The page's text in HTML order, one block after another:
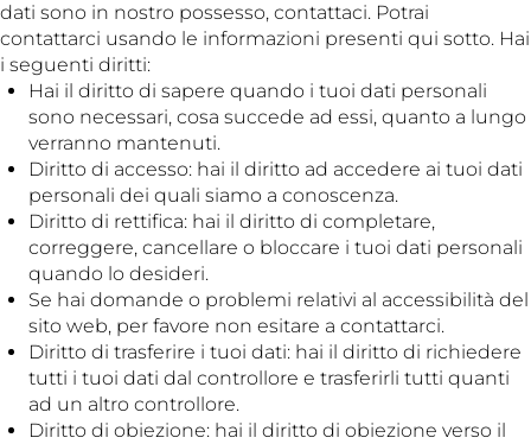
dati sono in nostro possesso, contattaci. Potrai
contattarci usando le informazioni presenti qui sotto. Hai
i seguenti diritti:
Hai il diritto di sapere quando i tuoi dati personali
sono necessari, cosa succede ad essi, quanto a lungo
verranno mantenuti.
Diritto di accesso: hai il diritto ad accedere ai tuoi dati
personali dei quali siamo a conoscenza.
Diritto di rettifica: hai il diritto di completare,
correggere, cancellare o bloccare i tuoi dati personali
quando lo desideri.
Se hai domande o problemi relativi al accessibilità del
sito web, per favore non esitare a contattarci.
Diritto di trasferire i tuoi dati: hai il diritto di richiedere
tutti i tuoi dati dal controllore e trasferirli tutti quanti
ad un altro controllore.
Diritto di obiezione: hai il diritto di obiezione verso il